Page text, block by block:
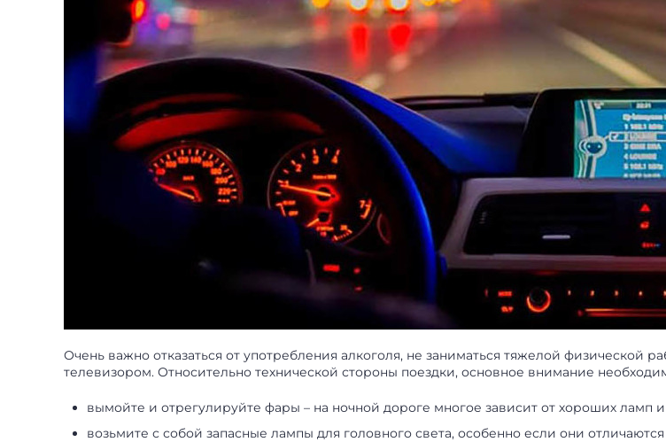
Очень важно отказаться от употребления алкоголя, не заниматься тяжелой физической
телевизором. Относительно технической стороны поездки, основное внимание
вымойте и отрегулируйте фары – на ночной дороге многое зависит от хороших ламп
возьмите с собой запасные лампы для головного света, особенно если они